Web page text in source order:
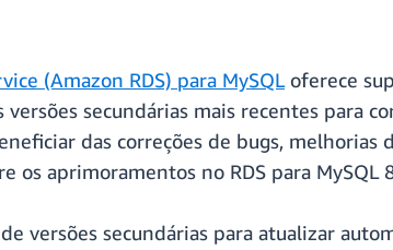
(Amazon RDS) para MySQLoferece
versões secundárias mais recentes para
das correções de bugs,
os aprimoramentos no RDS para MySQL
versões secundárias para atualizar